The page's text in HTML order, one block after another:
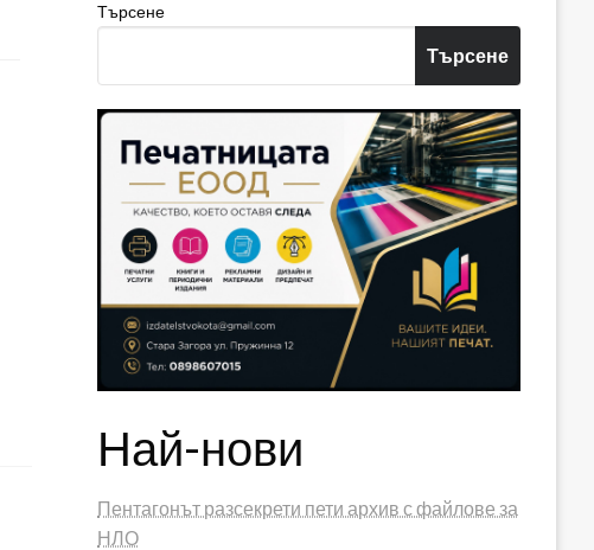
Търсене
Търсене
Най-нови
Пентагонът разсекрети пети архив с файлове за
НЛО